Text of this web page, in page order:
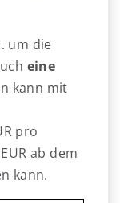
um die
eine
kann mit
pro
ab dem
kann.